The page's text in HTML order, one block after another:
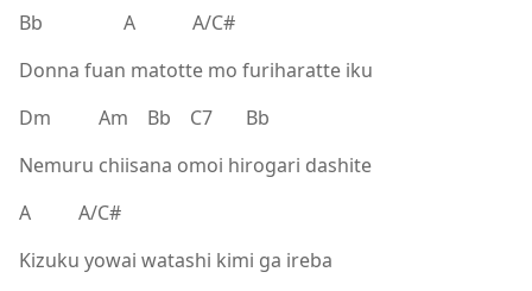
Bb A A/C#
Donna fuan matotte mo furiharatte iku
Dm Am Bb C7 Bb
Nemuru chiisana omoi hirogari dashite
A A/C#
Kizuku yowai watashi kimi ga ireba